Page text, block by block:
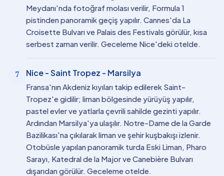
Meydanı'nda fotoğraf molası verilir, Formula 1
pistinden panoramik geçiş yapılır. Cannes'da La
Croisette Bulvarı ve Palais des Festivals görülür, kısa
serbest zaman verilir. Geceleme Nice'deki otelde.
7 Nice - Saint Tropez - Marsilya
Fransa'nın Akdeniz kıyıları takip edilerek Saint-
Tropez'e gidilir; liman bölgesinde yürüyüş yapılır,
pastel evler ve yatlarla çevrili sahilde gezinti yapılır.
Ardından Marsilya'ya ulaşılır. Notre-Dame de la Garde
Bazilikası'na çıkılarak liman ve şehir kuşbakışı izlenir.
Otobüsle yapılan panoramik turda Eski Liman, Pharo
Sarayı, Katedral de la Major ve Canebière Bulvarı
dışarıdan görülür. Geceleme otelde.